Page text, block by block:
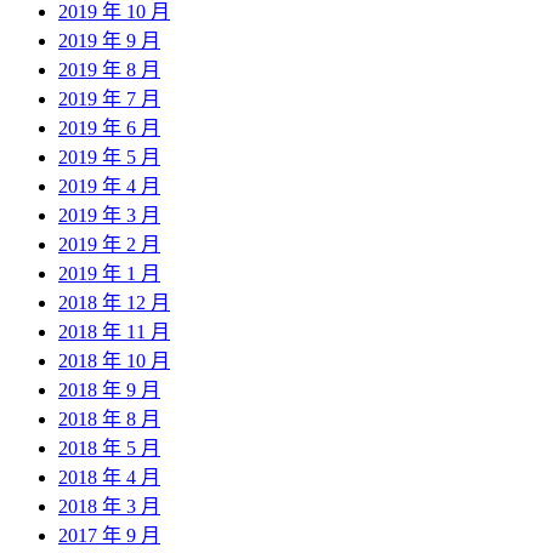
2019 年 10 月
2019 年 9 月
2019 年 8 月
2019 年 7 月
2019 年 6 月
2019 年 5 月
2019 年 4 月
2019 年 3 月
2019 年 2 月
2019 年 1 月
2018 年 12 月
2018 年 11 月
2018 年 10 月
2018 年 9 月
2018 年 8 月
2018 年 5 月
2018 年 4 月
2018 年 3 月
2017 年 9 月